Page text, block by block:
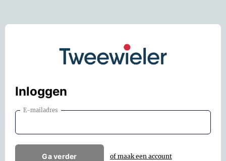
Inloggen
E-mailadres
Ga verder of maak een account